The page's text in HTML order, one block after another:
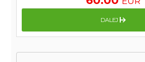
DALEJ